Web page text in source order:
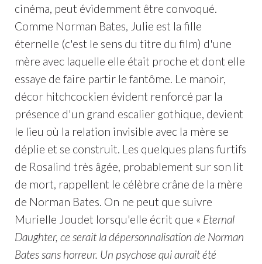
cinéma, peut évidemment être convoqué.
Comme Norman Bates, Julie est la fille
éternelle (c'est le sens du titre du film) d'une
mère avec laquelle elle était proche et dont elle
essaye de faire partir le fantôme. Le manoir,
décor hitchcockien évident renforcé par la
présence d'un grand escalier gothique, devient
le lieu où la relation invisible avec la mère se
déplie et se construit. Les quelques plans furtifs
de Rosalind très âgée, probablement sur son lit
de mort, rappellent le célèbre crâne de la mère
de Norman Bates. On ne peut que suivre
Murielle Joudet lorsqu'elle écrit que « Eternal
Daughter, ce serait la dépersonnalisation de Norman
Bates sans horreur. Un psychose qui aurait été